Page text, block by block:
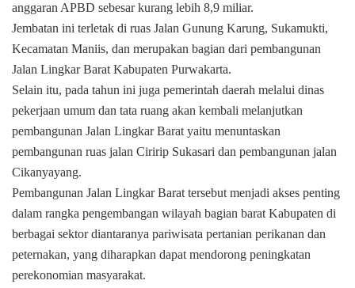
anggaran APBD sebesar kurang lebih 8,9 miliar.
Jembatan ini terletak di ruas Jalan Gunung Karung, Sukamukti,
Kecamatan Maniis, dan merupakan bagian dari pembangunan
Jalan Lingkar Barat Kabupaten Purwakarta.
Selain itu, pada tahun ini juga pemerintah daerah melalui dinas
pekerjaan umum dan tata ruang akan kembali melanjutkan
pembangunan Jalan Lingkar Barat yaitu menuntaskan
pembangunan ruas jalan Ciririp Sukasari dan pembangunan jalan
Cikanyayang.
Pembangunan Jalan Lingkar Barat tersebut menjadi akses penting
dalam rangka pengembangan wilayah bagian barat Kabupaten di
berbagai sektor diantaranya pariwisata pertanian perikanan dan
peternakan, yang diharapkan dapat mendorong peningkatan
perekonomian masyarakat.